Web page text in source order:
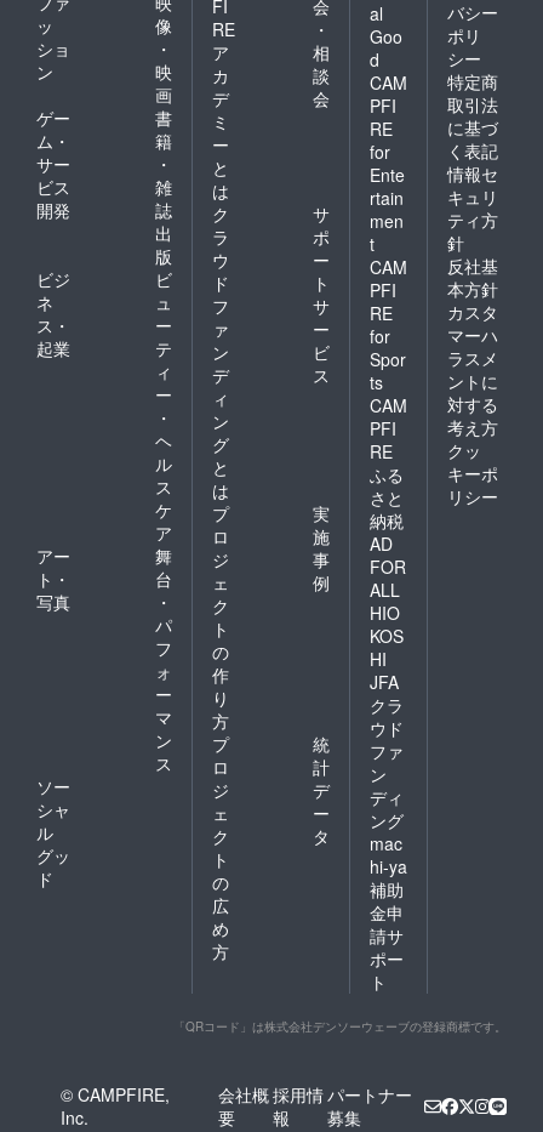
ッ
ショ
ン
像
・
映
画
ゲー
ム・
サー
ビス
開発
書
籍
・
雑
誌
出
版
ビジ
ネ
ス・
起業
ビ
ュ
ー
テ
ィ
ー
・
ヘ
ル
ス
ケ
ア
アー
ト・
写真
舞
台
・
パ
フ
ォ
ー
マ
ン
ス
ソー
シャ
ル
グッ
ド
FI
RE
ア
カ
デ
ミ
ー
と
は
会
・
相
談
会
ク
ラ
ウ
ド
フ
ァ
ン
デ
ィ
ン
グ
と
は
サ
ポ
ー
ト
サ
ー
ビ
ス
プ
ロ
ジ
ェ
ク
ト
の
作
り
方
実
施
事
例
プ
ロ
ジ
ェ
ク
ト
の
広
め
方
統
計
デ
ー
タ
al
Goo
d
CAM
PFI
RE
for
Ente
rtain
men
t
CAM
PFI
RE
for
Spor
ts
CAM
PFI
RE
ふる
さと
納税
AD
FOR
ALL
HIO
KOS
HI
JFA
クラ
ウド
ファ
ン
ディ
ング
mac
hi-ya
補助
金申
請サ
ポー
ト
バシー
ポリ
シー
特定商
取引法
に基づ
く表記
情報セ
キュリ
ティ方
針
反社基
本方針
カスタ
マーハ
ラスメ
ントに
対する
考え方
クッ
キーポ
リシー
「QRコード」は株式会社デンソーウェーブの登録商標です。
© CAMPFIRE,
Inc.
会社概
要
採用情
報
パートナー
募集